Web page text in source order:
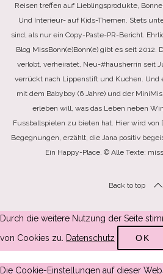
Reisen treffen auf Lieblingsprodukte,
Und Interieur- auf Kids-Themen. Stets
sind, als nur ein Copy-Paste-PR-Bericht.
Blog MissBonn(e)Bonn(e) gibt es seit 2012.
verlobt, verheiratet, Neu-#hausherrin seit
verrückt nach Lippenstift und Kuchen. Und
mit dem Babyboy (6 Jahre) und der
erleben will, was das Leben neben
Fussballspielen zu bieten hat. Hier wird von
Begegnungen, erzählt, die Jana positiv
Ein Happy-Place. © Alle Texte:
Back to top
Durch die weitere Nutzung der Seite
von Cookies zu. Datenschutz OK
Die Cookie-Einstellungen auf dieser